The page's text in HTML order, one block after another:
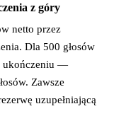
z góry
netto przez
Dla 500 głosów
ukończeniu —
Zawsze
uzupełniającą